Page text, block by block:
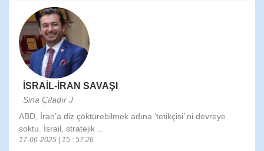
İSRAİL-İRAN SAVAŞI
Sina Çıladır J
ABD, İran’a diz çöktürebilmek adına ‘tetikçisi’ ni devreye
soktu. İsrail, stratejik ..
17-06-2025 | 15 : 57 26